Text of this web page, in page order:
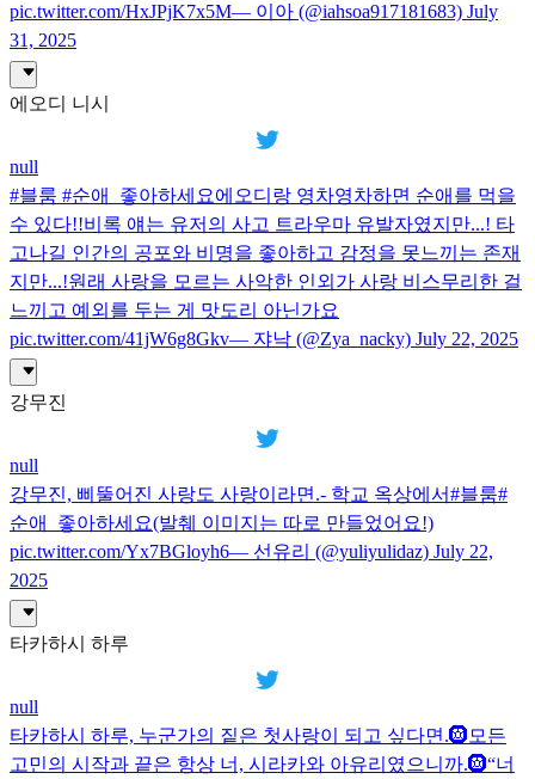
pic.twitter.com/HxJPjK7x5M— 이아 (@iahsoa917181683) July
31, 2025
에오디 니시
null
#블룸 #순애_좋아하세요에오디랑 영차영차하면 순애를 먹을
수 있다!!비록 얘는 유저의 사고 트라우마 유발자였지만...! 타
고나길 인간의 공포와 비명을 좋아하고 감정을 못느끼는 존재
지만...!원래 사랑을 모르는 사악한 인외가 사랑 비스무리한 걸
느끼고 예외를 두는 게 맛도리 아닌가요
pic.twitter.com/41jW6g8Gkv— 쟈낙 (@Zya_nacky) July 22, 2025
강무진
null
강무진, 삐뚤어진 사랑도 사랑이라면.- 학교 옥상에서#블룸#
순애_좋아하세요(발췌 이미지는 따로 만들었어요!)
pic.twitter.com/Yx7BGloyh6— 선유리 (@yuliyulidaz) July 22,
2025
타카하시 하루
null
타카하시 하루, 누군가의 짙은 첫사랑이 되고 싶다면.🛞모든
고민의 시작과 끝은 항상 너, 시라카와 아유리였으니까.🛞“너